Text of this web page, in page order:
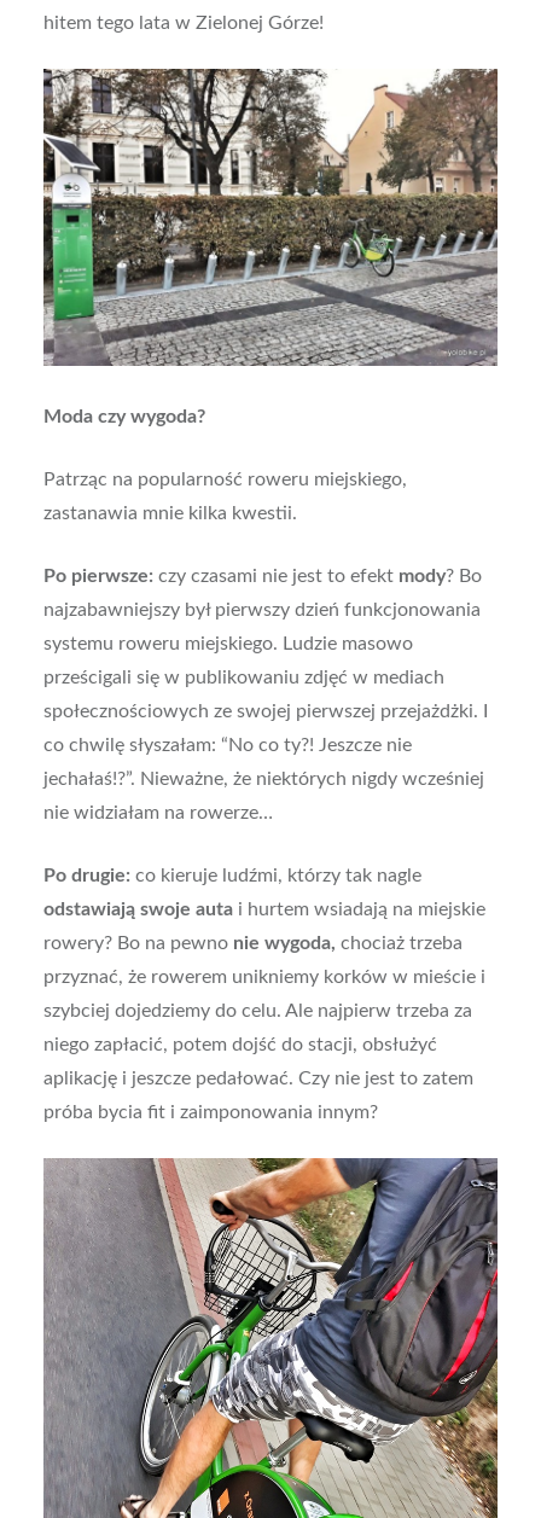
hitem tego lata w Zielonej Górze!
Moda czy wygoda?
Patrząc na popularność roweru miejskiego,
zastanawia mnie kilka kwestii.
Po pierwsze: czy czasami nie jest to efekt mody? Bo
najzabawniejszy był pierwszy dzień funkcjonowania
systemu roweru miejskiego. Ludzie masowo
prześcigali się w publikowaniu zdjęć w mediach
społecznościowych ze swojej pierwszej przejażdżki. I
co chwilę słyszałam: “No co ty?! Jeszcze nie
jechałaś!?”. Nieważne, że niektórych nigdy wcześniej
nie widziałam na rowerze…
Po drugie: co kieruje ludźmi, którzy tak nagle
odstawiają swoje autai hurtem wsiadają na miejskie
rowery? Bo na pewno nie wygoda, chociaż trzeba
przyznać, że rowerem unikniemy korków w mieście i
szybciej dojedziemy do celu. Ale najpierw trzeba za
niego zapłacić, potem dojść do stacji, obsłużyć
aplikację i jeszcze pedałować. Czy nie jest to zatem
próba bycia fit i zaimponowania innym?